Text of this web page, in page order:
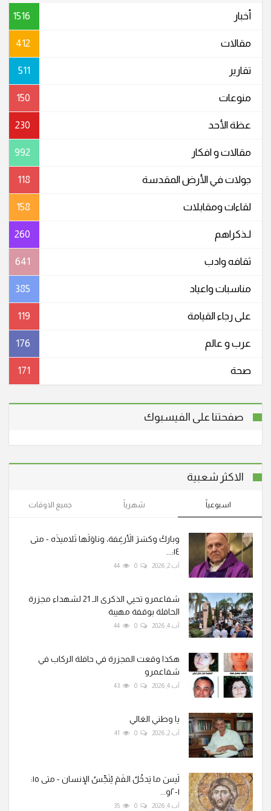
أخبار 1516
مقالات 412
تقارير 511
منوعات 150
عظة الأحد 230
مقالات و افكار 992
جولات في الأرض المقدسة 118
لقاءات ومقابلات 158
لـذكراهم 260
ثقافه وادب 641
مناسبات واعیاد 385
على رجاء القيامة 119
عرب و عالم 176
صحة 171
صفحتنا على الفيسبوك
الاكثر شعبية
اسبوعياً شهرياً جميع الاوقات
وباركَ وكسَرَ الأَرغِفة، وناوَلَها تَلاميذَه - متى
١٤:...
آب 2, 2026 0
44
شفاعمرو تحيي الذكرى الـ 21 لشهداء مجزرة
الحافلة بوقفة مهيبة
آب 4, 2026 0
44
هكذا وقعت المجزرة في حافلة الركاب في
شفاعمرو
آب 4, 2026 0
43
يا وطني الغالي
آب 2, 2026 0
41
لَيسَ ما يَدخُلُ الفَمَ يُنَجِّسُ الإنسان - متى ١٥:
١-٢و...
آب 4, 2026 0
35